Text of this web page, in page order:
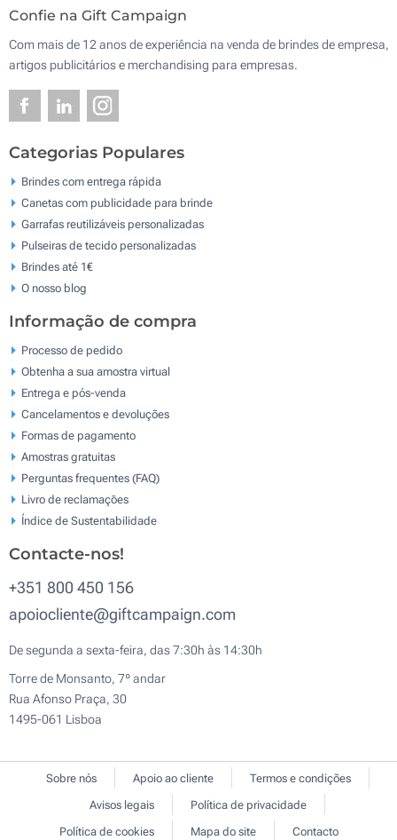
Confie na Gift Campaign
Com mais de 12 anos de experiência na venda de brindes de empresa,
artigos publicitários e merchandising para empresas.
Categorias Populares
Brindes com entrega rápida
Canetas com publicidade para brinde
Garrafas reutilizáveis personalizadas
Pulseiras de tecido personalizadas
Brindes até 1€
O nosso blog
Informação de compra
Processo de pedido
Obtenha a sua amostra virtual
Entrega e pós-venda
Cancelamentos e devoluções
Formas de pagamento
Amostras gratuitas
Perguntas frequentes (FAQ)
Livro de reclamaçōes
Índice de Sustentabilidade
Contacte-nos!
+351 800 450 156
apoiocliente@giftcampaign.com
De segunda a sexta-feira, das 7:30h às 14:30h
Torre de Monsanto, 7º andar
Rua Afonso Praça, 30
1495-061 Lisboa
Sobre nós Apoio ao cliente
Termos e condições
Avisos legais
Política de privacidade
Política de cookies
Mapa do site Contacto